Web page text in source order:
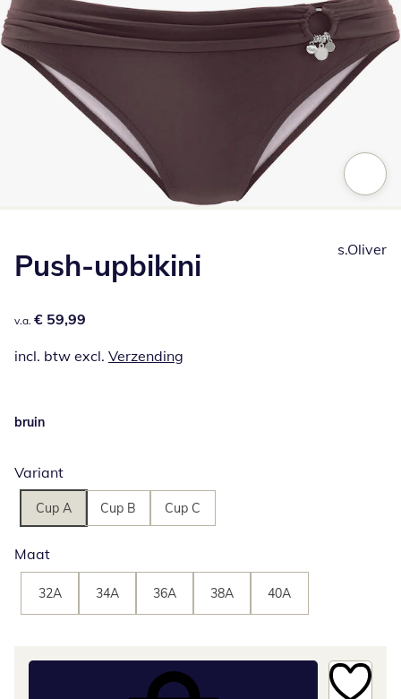
Push-upbikini
€ 59,99
v.a. € 59,99
incl. btw excl. Verzending
s.Oliver
bruin
Variant
Cup A Cup B Cup C
Maat
32A 34A 36A 38A 40A